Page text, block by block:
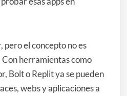
pero el concepto no es
herramientas como
Bolt o Replit ya se pueden
webs y aplicaciones a